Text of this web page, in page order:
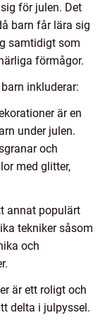
för julen. Det
barn får lära sig
samtidigt som
förmågor.
inkluderar:
är en
under julen.
och
med glitter,
annat populärt
tekniker såsom
och
är ett roligt och
delta i julpyssel.